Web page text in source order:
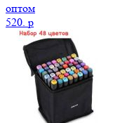
оптом
520. p